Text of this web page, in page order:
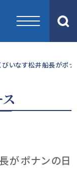
びいなす松井船長がポ
がポナンの日